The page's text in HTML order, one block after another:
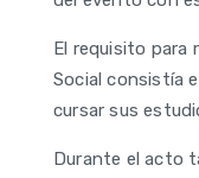
El requisito para
Social consistía
cursar sus
Durante el acto